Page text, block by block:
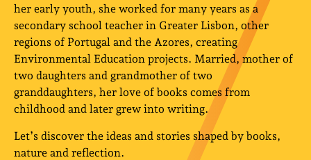
her early youth, she worked for many years as a
secondary school teacher in Greater Lisbon, other
regions of Portugal and the Azores, creating
Environmental Education projects. Married, mother of
two daughters and grandmother of two
granddaughters, her love of books comes from
childhood and later grew into writing.
Let’s discover the ideas and stories shaped by books,
nature and reflection.